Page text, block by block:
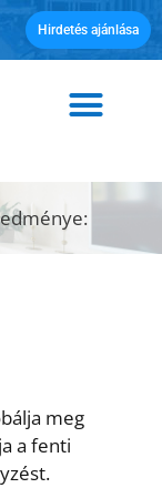
Hirdetés ajánlása
meg
a fenti